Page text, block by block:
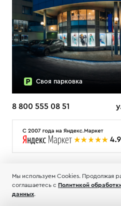
Своя парковка
8 800 555 08 51
© 2006-2026 Пределанет
Мы используем Cookies. Продолжая
соглашаетесь с Политикой
данных.